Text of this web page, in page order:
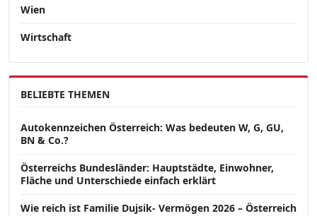
Wien
Wirtschaft
BELIEBTE THEMEN
Autokennzeichen Österreich: Was bedeuten W, G, GU,
BN & Co.?
Österreichs Bundesländer: Hauptstädte, Einwohner,
Fläche und Unterschiede einfach erklärt
Wie reich ist Familie Dujsik- Vermögen 2026 – Österreich